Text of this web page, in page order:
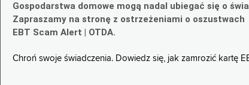
Gospodarstwa domowe mogą nadal ubiegać się o
Zapraszamy na stronę z ostrzeżeniami o oszustwach
EBT Scam Alert | OTDA.
Chroń swoje świadczenia. Dowiedz się, jak zamrozić kartę